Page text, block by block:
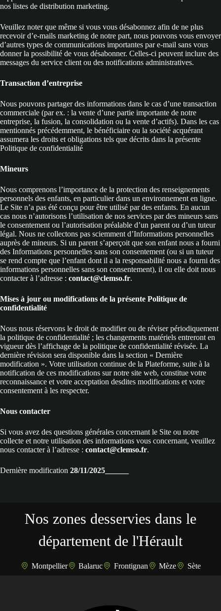
nos listes de distribution marketing.
Veuillez noter que même si vous vous désabonnez afin de ne plus
recevoir d’e-mails marketing de notre part, nous pouvons vous envoyer
d’autres types de communications importantes par e-mail sans vous
donner la possibilité de vous désabonner. Celles-ci peuvent inclure des
messages du service client ou des notifications administratives.
Transaction d’entreprise
Nous pouvons partager des informations dans le cas d’une transaction
commerciale (par ex. : la vente d’une partie importante de notre
entreprise, la fusion, la consolidation ou la vente d’actifs). Dans les cas
mentionnés précédemment, le bénéficiaire ou la société acquérant
assumera les droits et obligations tels que décrits dans la présente
Politique de confidentialité
Mineurs
Nous comprenons l’importance de la protection des renseignements
personnels des enfants, en particulier dans un environnement en ligne.
Le Site n’a pas été conçu pour être utilisé par des enfants. En aucun
cas nous n’autorisons l’utilisation de nos services par des mineurs sans
le consentement ou l’autorisation préalable d’un parent ou d’un tuteur
légal. Nous ne collectons pas sciemment d’Informations personnelles
auprès de mineurs. Si un parent s’aperçoit que son enfant nous a fourni
des Informations personnelles sans son consentement (ou si un tuteur
se rend compte que l’enfant dont il a la responsabilité nous a fourni des
informations personnelles sans son consentement), il ou elle doit nous
contacter à l’adresse : contact@clemso.fr.
Mises à jour ou modifications de la présente Politique de
confidentialité
Nous nous réservons le droit de modifier ou de réviser périodiquement
la politique de confidentialité ; les changements matériels entreront en
vigueur dès l’affichage de la politique de confidentialité révisée. La
dernière révision sera disponible dans la section « Dernière
modification ». Votre utilisation continue de la Plateforme, suite à la
notification de ces modifications sur notre site web, constitue votre
reconnaissance et votre acceptation desdites modifications et votre
consentement à les respecter.
Nous contacter
Si vous avez des questions générales concernant le Site ou notre
collecte et notre utilisation des informations vous concernant, veuillez
nous contacter à l’adresse : contact@clemso.fr.
Dernière modification 28/11/2025______
Nos zones desservies dans le
département de l'Hérault
Montpellier Balaruc Frontignan Mèze Sète